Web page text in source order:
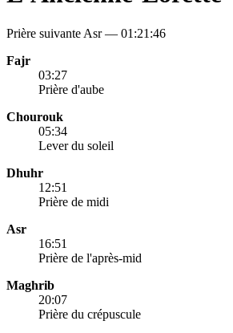
Prière suivante Asr — 01:21:46
Fajr
03:27
Prière d'aube
Chourouk
05:34
Lever du soleil
Dhuhr
12:51
Prière de midi
Asr
16:51
Prière de l'après-mid
Maghrib
20:07
Prière du crépuscule